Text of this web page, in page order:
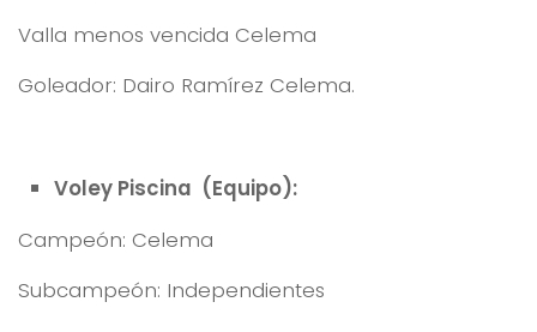
Valla menos vencida Celema
Goleador: Dairo Ramírez Celema.
Voley Piscina (Equipo):
Campeón: Celema
Subcampeón: Independientes